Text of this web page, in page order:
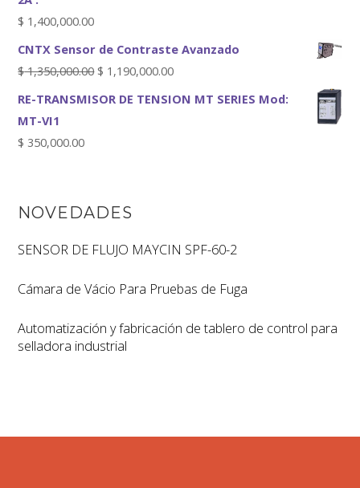
$ 1,400,000.00
CNTX Sensor de Contraste Avanzado
$1,350,000.00 $ 1,190,000.00
RE-TRANSMISOR DE TENSION MT SERIES Mod:
MT-VI1
$ 350,000.00
NOVEDADES
SENSOR DE FLUJO MAYCIN SPF-60-2
Cámara de Vácio Para Pruebas de Fuga
Automatización y fabricación de tablero de control para
selladora industrial